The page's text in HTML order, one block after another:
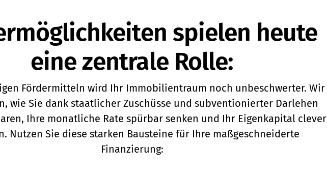
spielen heute
eine zentrale Rolle:
Fördermitteln wird Ihr Immobilientraum noch unbeschwerter. Wir
wie Sie dank staatlicher Zuschüsse und subventionierter Darlehen
Ihre monatliche Rate spürbar senken und Ihr Eigenkapital clever
Nutzen Sie diese starken Bausteine für Ihre maßgeschneiderte
Finanzierung: